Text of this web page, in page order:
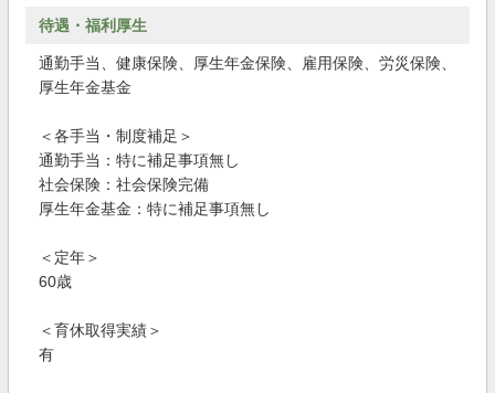
待遇・福利厚生
通勤手当、健康保険、厚生年金保険、雇用保険、労災保険、
厚生年金基金
＜各手当・制度補足＞
通勤手当：特に補足事項無し
社会保険：社会保険完備
厚生年金基金：特に補足事項無し
＜定年＞
60歳
＜育休取得実績＞
有